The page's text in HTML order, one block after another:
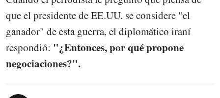
que el presidente de EE.UU. se considere "el
ganador" de esta guerra, el diplomático iraní
respondió: "¿Entonces, por qué propone
negociaciones?".